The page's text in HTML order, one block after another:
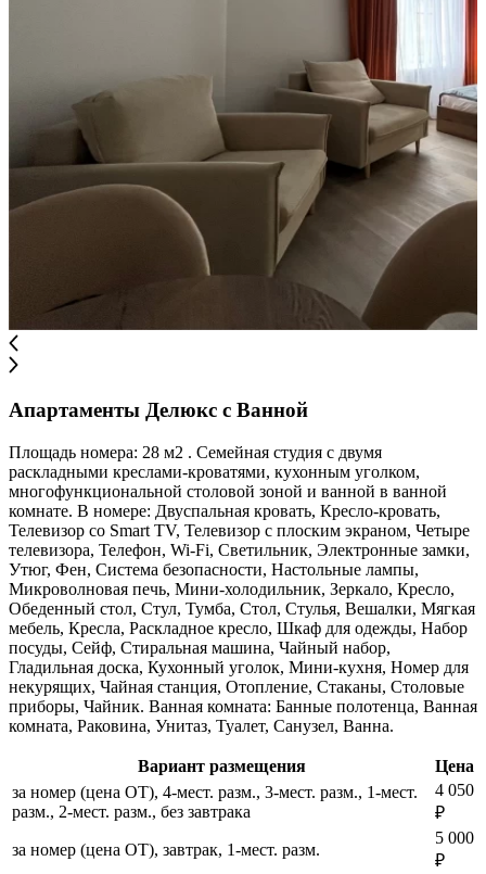
Апартаменты Делюкс с Ванной
Площадь номера: 28 м2 . Семейная студия с двумя
раскладными креслами-кроватями, кухонным уголком,
многофункциональной столовой зоной и ванной в ванной
комнате. В номере: Двуспальная кровать, Кресло-кровать,
Телевизор со Smart TV, Телевизор с плоским экраном, Четыре
телевизора, Телефон, Wi-Fi, Светильник, Электронные замки,
Утюг, Фен, Система безопасности, Настольные лампы,
Микроволновая печь, Мини-холодильник, Зеркало, Кресло,
Обеденный стол, Стул, Тумба, Стол, Стулья, Вешалки, Мягкая
мебель, Кресла, Раскладное кресло, Шкаф для одежды, Набор
посуды, Сейф, Стиральная машина, Чайный набор,
Гладильная доска, Кухонный уголок, Мини-кухня, Номер для
некурящих, Чайная станция, Отопление, Стаканы, Столовые
приборы, Чайник. Ванная комната: Банные полотенца, Ванная
комната, Раковина, Унитаз, Туалет, Санузел, Ванна.
Вариант размещения
Цена
за номер (цена ОТ), 4-мест. разм., 3-мест. разм., 1-мест.
разм., 2-мест. разм., без завтрака
4 050
₽
за номер (цена ОТ), завтрак, 1-мест. разм.
5 000
₽